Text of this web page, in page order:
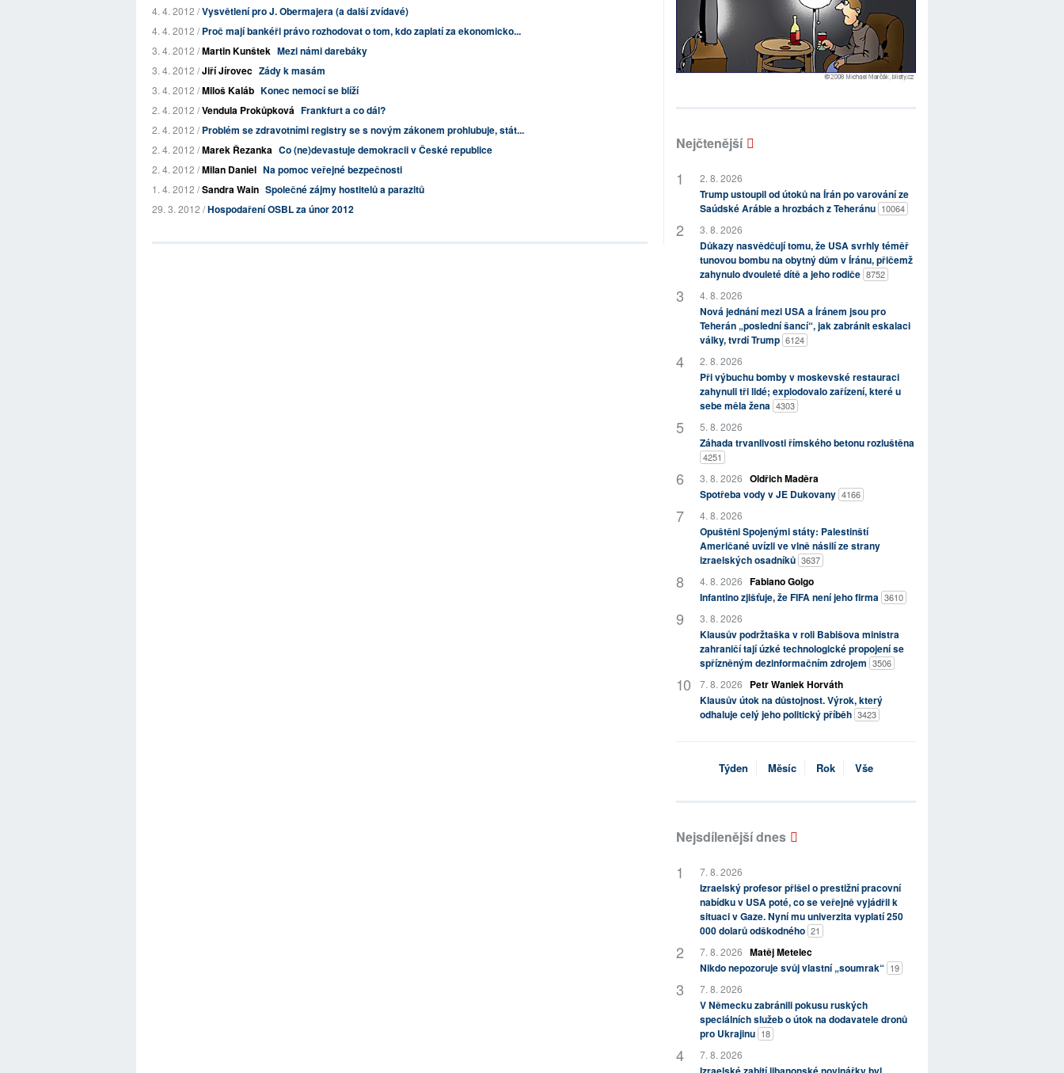
4. 4. 2012 /Vysvětlení pro J. Obermajera (a další zvídavé)
4. 4. 2012 /Proč mají bankéři právo rozhodovat o tom, kdo zaplatí za ekonomicko...
3. 4. 2012 /Martin Kunštek Mezi námi darebáky
3. 4. 2012 /Jiří Jírovec Zády k masám
3. 4. 2012 /Miloš Kaláb Konec nemocí se blíží
2. 4. 2012 /Vendula Prokůpková Frankfurt a co dál?
2. 4. 2012 /Problém se zdravotními registry se s novým zákonem prohlubuje, stát...
2. 4. 2012 /Marek Řezanka Co (ne)devastuje demokracii v České republice
2. 4. 2012 /Milan Daniel Na pomoc veřejné bezpečnosti
1. 4. 2012 /Sandra Wain Společné zájmy hostitelů a parazitů
29. 3. 2012 /Hospodaření OSBL za únor 2012
Nejčtenější
2. 8. 2026
Trump ustoupil od útoků na Írán po varování ze
Saúdské Arábie a hrozbách z Teheránu 10064
3. 8. 2026
Důkazy nasvědčují tomu, že USA svrhly téměř
tunovou bombu na obytný dům v Íránu, přičemž
zahynulo dvouleté dítě a jeho rodiče 8752
4. 8. 2026
Nová jednání mezi USA a Íránem jsou pro
Teherán „poslední šancí“, jak zabránit eskalaci
války, tvrdí Trump 6124
2. 8. 2026
Při výbuchu bomby v moskevské restauraci
zahynuli tři lidé; explodovalo zařízení, které u
sebe měla žena 4303
5. 8. 2026
Záhada trvanlivosti římského betonu rozluštěna
4251
3. 8. 2026 Oldřich Maděra
Spotřeba vody v JE Dukovany 4166
4. 8. 2026
Opuštěni Spojenými státy: Palestinští
Američané uvízli ve vlně násilí ze strany
izraelských osadníků 3637
4. 8. 2026 Fabiano Golgo
Infantino zjišťuje, že FIFA není jeho firma 3610
3. 8. 2026
Klausův podržtaška v roli Babišova ministra
zahraničí tají úzké technologické propojení se
spřízněným dezinformačním zdrojem 3506
7. 8. 2026
Petr Waniek Horváth
Klausův útok na důstojnost. Výrok, který
odhaluje celý jeho politický příběh 3423
Týden Měsíc Rok Vše
Nejsdílenější dnes
7. 8. 2026
Izraelský profesor přišel o prestižní pracovní
nabídku v USA poté, co se veřejně vyjádřil k
situaci v Gaze. Nyní mu univerzita vyplatí 250
000 dolarů odškodného 21
7. 8. 2026 Matěj Metelec
Nikdo nepozoruje svůj vlastní „soumrak“ 19
7. 8. 2026
V Německu zabránili pokusu ruských
speciálních služeb o útok na dodavatele dronů
pro Ukrajinu 18
7. 8. 2026